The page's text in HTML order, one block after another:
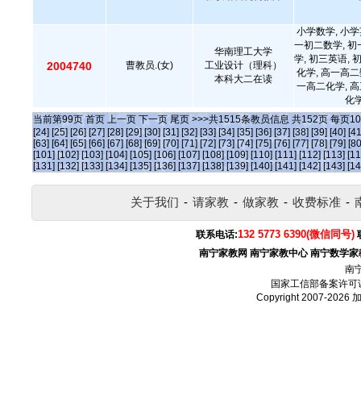
2004740 曹教员.(女)
华南理工大学
工业设计（理科）
本科大二在读
小学数学, 小
一初二数学, 初
学, 初三英语,
化学, 高一高
一高二化学,
化
当前第99页 首页 上一页 下一页 尾页 >>>共1515条教员信息 共152页 每页10
[24] [25] [26] [27] [28] [29] [30] [31] [32] [33] [34] [35] [36] [37] [38] [39] [40]
[63] [64] [65] [66] [67] [68] [69] [70] [71] [72] [73] [74] [75] [76] [77] [78] [79]
[101] [102] [103] [104] [105] [106] [107] [108] [109] [110] [111] [112] [113]
[131] [132] [133] [134] [135] [136] [137] [138] [139] [140] [141] [142] [143]
关于我们 - 请家教 - 做家教 - 收费标准 -
联系电话:132 5773 6390(微信同号)
南宁家教网 南宁家教中心 南宁数学家
南
国家工信部备案许可
Copyright 2007-2026